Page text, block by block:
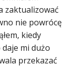
zaktualizować
nie powrócę
kiedy
mi dużo
przekazać